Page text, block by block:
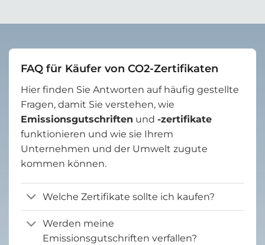
FAQ für Käufer von CO2-Zertifikaten
Hier finden Sie Antworten auf häufig gestellte
Fragen, damit Sie verstehen, wie
Emissionsgutschriften und -zertifikate
funktionieren und wie sie Ihrem
Unternehmen und der Umwelt zugute
kommen können.
Welche Zertifikate sollte ich kaufen?
Werden meine
Emissionsgutschriften verfallen?